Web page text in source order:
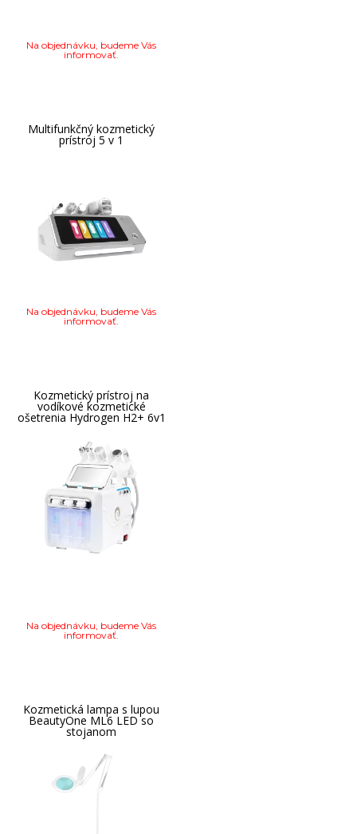
Na objednávku, budeme Vás
informovať.
Multifunkčný kozmetický
prístroj 5 v 1
Na objednávku, budeme Vás
informovať.
Kozmetický prístroj na
vodíkové kozmetické
ošetrenia Hydrogen H2+ 6v1
Na objednávku, budeme Vás
informovať.
Kozmetická lampa s lupou
BeautyOne ML6 LED so
stojanom